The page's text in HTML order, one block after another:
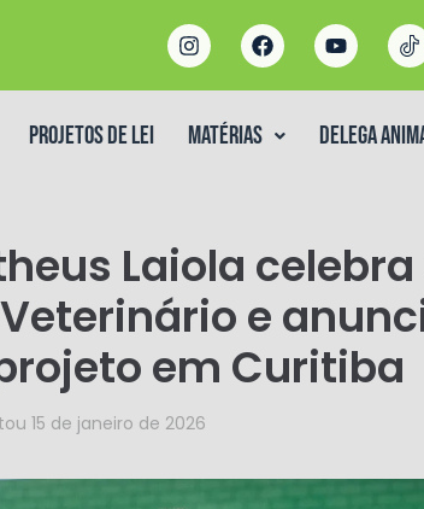
Projetos de Lei Matérias DELEGA
Laiola
e
em Curitiba
15 de janeiro de 2026